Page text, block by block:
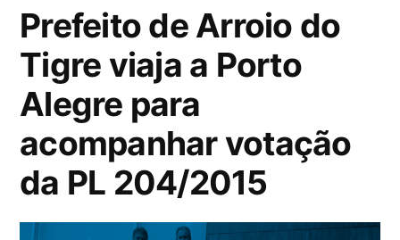
Prefeito de Arroio do
Tigre viaja a Porto
Alegre para
acompanhar votação
da PL 204/2015